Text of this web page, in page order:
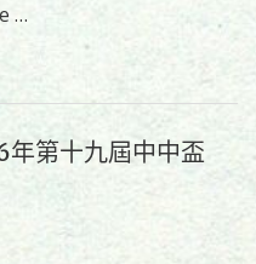
…
年第十九屆中中盃